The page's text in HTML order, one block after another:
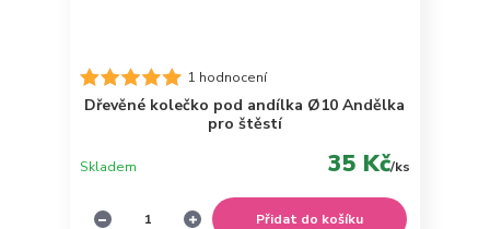
1 hodnocení
Dřevěné kolečko pod andílka Ø10 Andělka
pro štěstí
35 Kč/ks
Skladem
Přidat do košíku